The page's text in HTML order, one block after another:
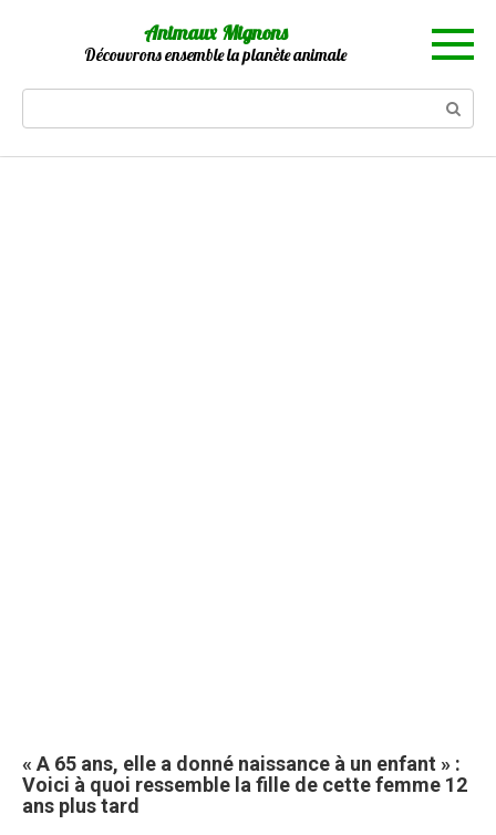
Animaux Mignons
Découvrons ensemble la planète animale
« A 65 ans, elle a donné naissance à un enfant » :
Voici à quoi ressemble la fille de cette femme 12
ans plus tard